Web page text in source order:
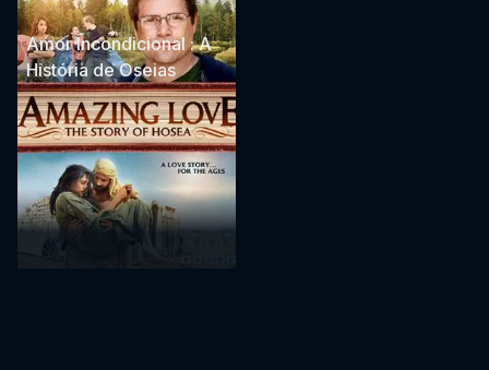
Amor Incondicional : A
História de Oseias